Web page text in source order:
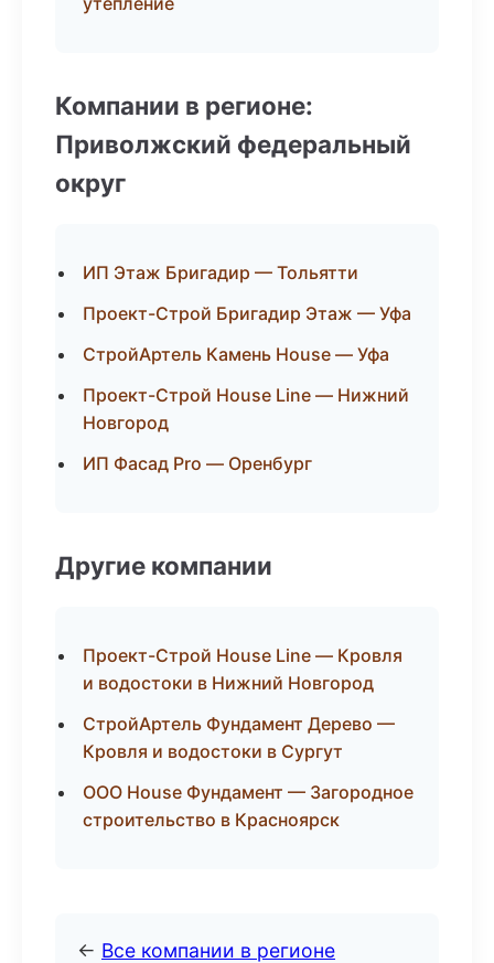
Компании в регионе:
Приволжский федеральный
округ
ИП Этаж Бригадир — Тольятти
Проект-Строй Бригадир Этаж — Уфа
СтройАртель Камень House — Уфа
Проект-Строй House Line — Нижний
Новгород
ИП Фасад Pro — Оренбург
Другие компании
Проект-Строй House Line — Кровля
и водостоки в Нижний Новгород
СтройАртель Фундамент Дерево —
Кровля и водостоки в Сургут
ООО House Фундамент — Загородное
строительство в Красноярск
← Все компании в регионе